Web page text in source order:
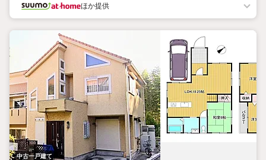
ほか提供
中古一戸建て